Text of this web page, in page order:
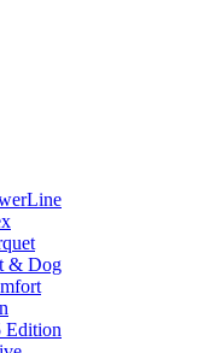
& Dog
Edition